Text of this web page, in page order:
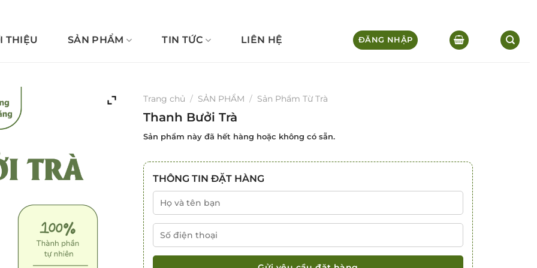
THIỆU SẢN PHẨM TIN TỨC LIÊN HỆ ĐĂNG NHẬP
Trang chủ / SẢN PHẨM / Sản Phẩm Từ Trà
Thanh Bưởi Trà
Sản phẩm này đã hết hàng hoặc không có sẵn.
THÔNG TIN ĐẶT HÀNG